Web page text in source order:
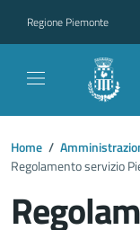
Regione Piemonte
Home /
Regolamento servizio